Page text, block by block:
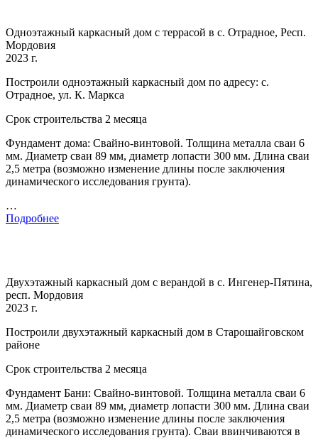
Одноэтажный каркасный дом с террасой в с. Отрадное, Респ.
Мордовия
2023 г.
Построили одноэтажный каркасный дом по адресу: с.
Отрадное, ул. К. Маркса
Срок строительства 2 месяца
Фундамент дома: Свайно-винтовой. Толщина металла сваи 6
мм. Диаметр сваи 89 мм, диаметр лопасти 300 мм. Длина сваи
2,5 метра (возможно изменение длины после заключения
динамического исследования грунта).
…
Подробнее
Двухэтажный каркасный дом с верандой в с. Ингенер-Пятина,
респ. Мордовия
2023 г.
Построили двухэтажный каркасный дом в Старошайговском
районе
Срок строительства 2 месяца
Фундамент Бани: Свайно-винтовой. Толщина металла сваи 6
мм. Диаметр сваи 89 мм, диаметр лопасти 300 мм. Длина сваи
2,5 метра (возможно изменение длины после заключения
динамического исследования грунта). Сваи ввинчиваются в